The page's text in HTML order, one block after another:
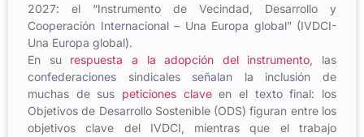
2027: el “Instrumento de Vecindad, Desarrollo y
Cooperación Internacional – Una Europa global” (IVDCI-
Una Europa global).
En su respuesta a la adopción del instrumento, las
confederaciones sindicales señalan la inclusión de
muchas de sus peticiones claveen el texto final: los
Objetivos de Desarrollo Sostenible (ODS) figuran entre los
objetivos clave del IVDCI, mientras que el trabajo